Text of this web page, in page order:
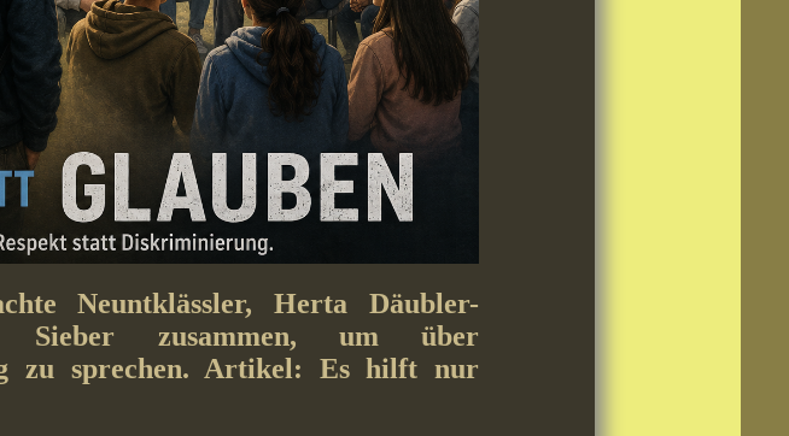
Neuntklässler, Herta Däubler-
Sieber zusammen, um über
zu sprechen. Artikel: Es hilft nur